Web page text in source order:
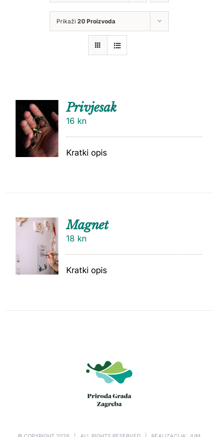
Prikaži 20 Proizvoda
DODAJ
U
KOŠARI
CU
Privjesak
16 kn
Kratki opis
DODAJ
Magnet
18 kn
Kratki opis